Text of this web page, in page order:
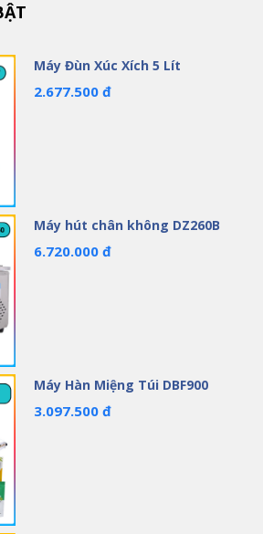
Máy Đùn Xúc Xích 5 Lít
2.677.500 đ
Máy hút chân không DZ260B
6.720.000 đ
Máy Hàn Miệng Túi DBF900
3.097.500 đ